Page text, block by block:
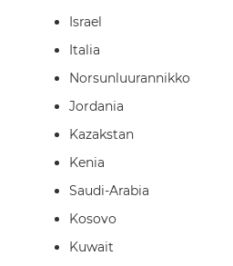
Israel
Italia
Norsunluurannikko
Jordania
Kazakstan
Kenia
Saudi-Arabia
Kosovo
Kuwait